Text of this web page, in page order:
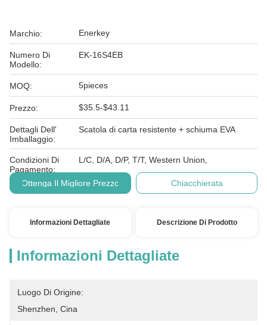
Marchio: Enerkey
Numero Di
Modello:
EK-16S4EB
MOQ: 5pieces
Prezzo: $35.5-$43.11
Dettagli Dell'
Imballaggio:
Scatola di carta resistente + schiuma EVA
Condizioni Di
Pagamento:
L/C, D/A, D/P, T/T, Western Union,
Ottenga Il Migliore Prezzo Chiacchierata
Informazioni Dettagliate Descrizione Di Prodotto
Informazioni Dettagliate
Luogo Di Origine:
Shenzhen, Cina